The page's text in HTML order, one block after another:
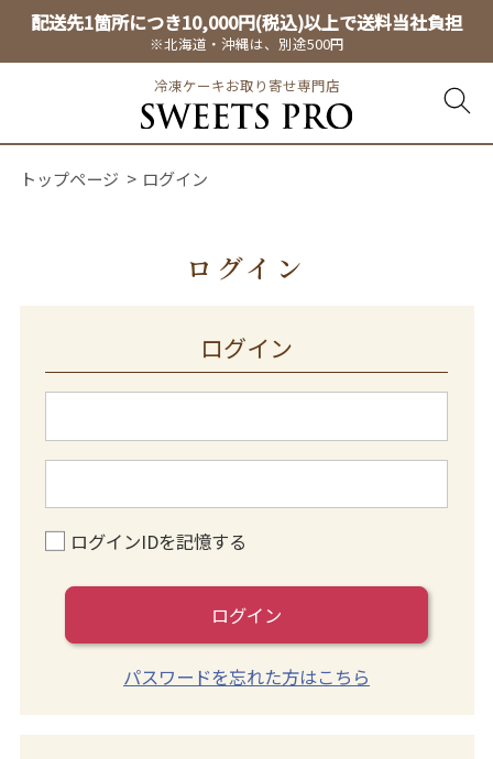
配送先1箇所につき10,000円(税込)以上で送料当社負担
※北海道・沖縄は、別途500円
冷凍ケーキお取り寄せ専門店
トップページ ログイン
ログイン
ログイン
ログインIDを記憶する
ログイン
パスワードを忘れた方はこちら